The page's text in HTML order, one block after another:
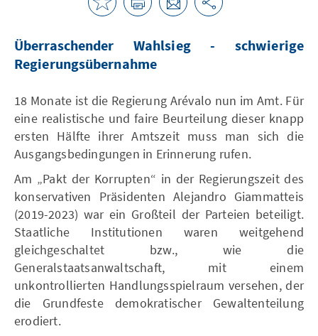
Überraschender Wahlsieg - schwierige
Regierungsübernahme
18 Monate ist die Regierung Arévalo nun im Amt. Für
eine realistische und faire Beurteilung dieser knapp
ersten Hälfte ihrer Amtszeit muss man sich die
Ausgangsbedingungen in Erinnerung rufen.
Am „Pakt der Korrupten“ in der Regierungszeit des
konservativen Präsidenten Alejandro Giammatteis
(2019-2023) war ein Großteil der Parteien beteiligt.
Staatliche Institutionen waren weitgehend
gleichgeschaltet bzw., wie die
Generalstaatsanwaltschaft, mit einem
unkontrollierten Handlungsspielraum versehen, der
die Grundfeste demokratischer Gewaltenteilung
erodiert.